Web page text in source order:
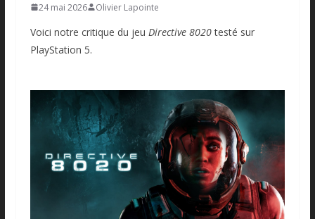
24 mai 2026 Olivier Lapointe
Voici notre critique du jeu Directive 8020testé sur
PlayStation 5.